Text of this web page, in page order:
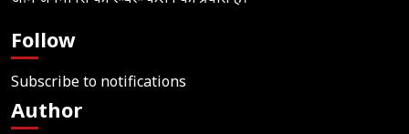
Follow
Subscribe to notifications
Author